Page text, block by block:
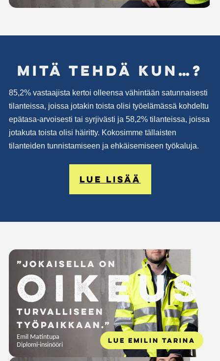
Mitä tehdä kun…?
85,2% vastaajista kertoi olleensa vähintään satunnaisesti
tilanteissa, joissa jotakin toista olisi työelämässä kohdeltu
epätasa-arvoisesti tai syrjivästi ja 58,2% tilanteissa, joissa
jotakuta toista olisi häiritty. Kokosimme tällaisten
tilanteiden tunnistamiseen ja ehkäisemiseen työkaluja.
Lue lisää
”Jokaisella on
oikeus
turvalliseen
työpaikkaan.”
Emil Matintupa
Diplomi-insinööri
LUE EMILIN TARINA